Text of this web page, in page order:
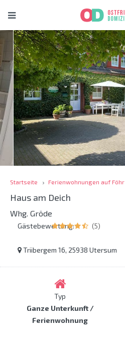
Startseite Ferienwohnungen auf Föhr
Haus am Deich
Whg. Gröde
Gästebewertung: (5)
Triibergem 16, 25938 Utersum
Typ
Ganze Unterkunft /
Ferienwohnung